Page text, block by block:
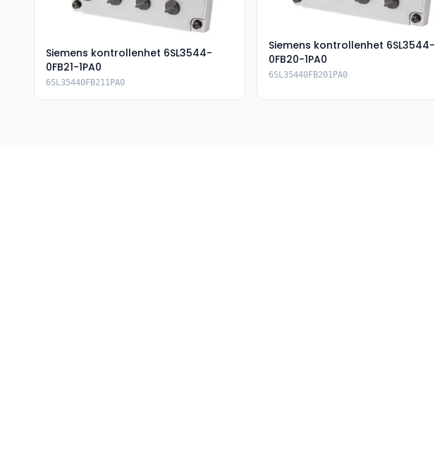
Siemens kontrollenhet 6SL3544-
0FB21-1PA0
6SL35440FB211PA0
Siemens kontrollenhet 6SL3544-
0FB20-1PA0
6SL35440FB201PA0